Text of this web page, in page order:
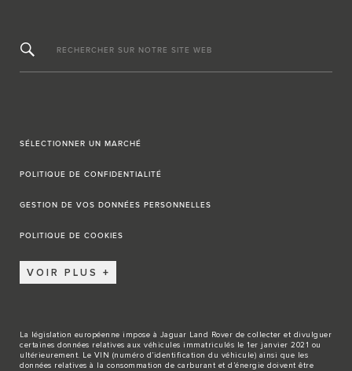
RECHERCHER SUR NOTRE SITE WEB
SÉLECTIONNER UN MARCHÉ
POLITIQUE DE CONFIDENTIALITÉ
GESTION DE VOS DONNÉES PERSONNELLES
POLITIQUE DE COOKIES
VOIR PLUS
La législation européenne impose à Jaguar Land Rover de collecter et divulguer
certaines données relatives aux véhicules immatriculés le 1er janvier 2021 ou
ultérieurement. Le VIN (numéro d’identification du véhicule) ainsi que les
données relatives à la consommation de carburant et d’énergie doivent être